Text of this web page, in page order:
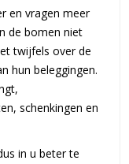
en vragen meer
de bomen niet
twijfels over de
hun beleggingen.
schenkingen en
in u beter te